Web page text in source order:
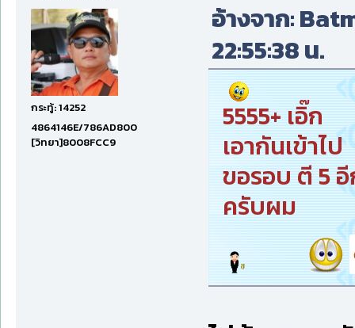
กระทู้: 14252
4864146E/786AD800
[วิทยา]8008FCC9
อ้างจาก:
22:55:38 น.
5555+ เอิ๊ก
เอากันเข้าไป
ขอรอบ ตี 5
ครับผม